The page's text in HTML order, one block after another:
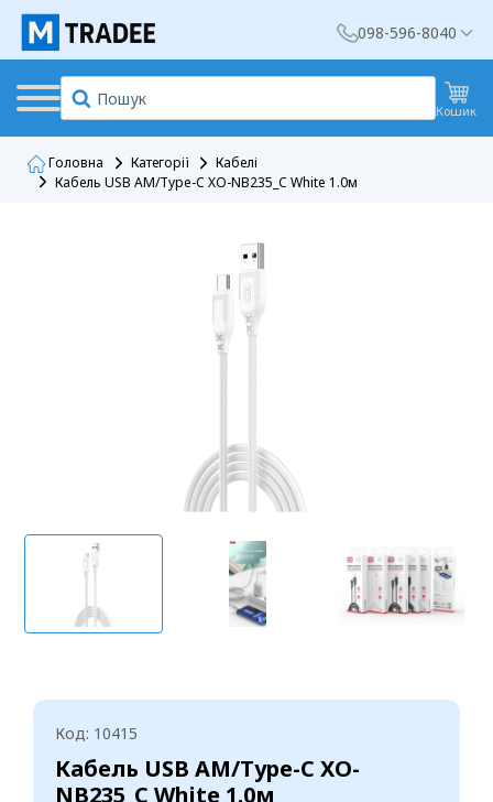
098-596-8040
Кошик
Головна Категорії
Кабелі
Кабель USB AM/Type-C XO-NB235_C White 1.0м
Код: 10415
Кабель USB AM/Type-C XO-
NB235_C White 1.0м